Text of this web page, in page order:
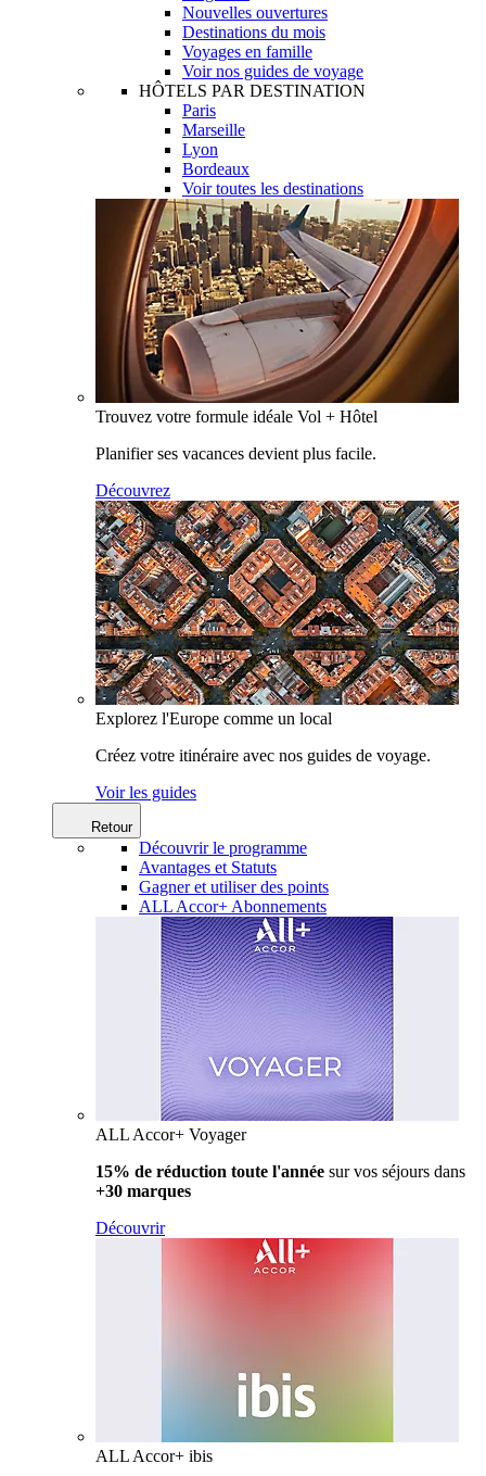
Nouvelles ouvertures
Destinations du mois
Voyages en famille
Voir nos guides de voyage
HÔTELS PAR DESTINATION
Paris
Marseille
Lyon
Bordeaux
Voir toutes les destinations
Trouvez votre formule idéale Vol + Hôtel
Planifier ses vacances devient plus facile.
Découvrez
Explorez l'Europe comme un local
Créez votre itinéraire avec nos guides de voyage.
Voir les guides
Retour
Découvrir le programme
Avantages et Statuts
Gagner et utiliser des points
ALL Accor+ Abonnements
ALL Accor+ Voyager
15% de réduction toute l'année sur vos séjours dans
+30 marques
Découvrir
ALL Accor+ ibis